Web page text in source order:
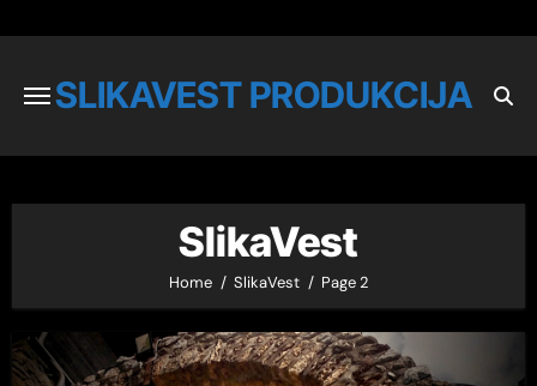
SLIKAVEST PRODUKCIJA
SlikaVest
Home SlikaVest Page 2